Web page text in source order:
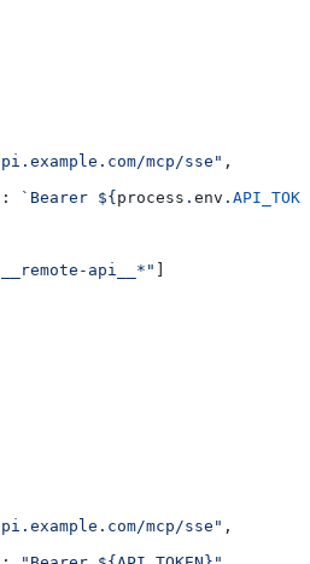
mcp/sse" ,
`Bearer ${process . env .
api__*" ]
mcp/sse" ,